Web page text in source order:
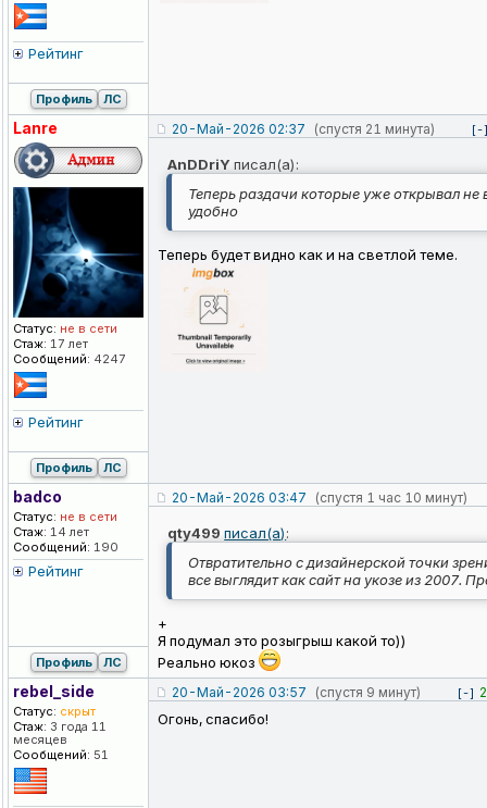
Рейтинг
Профиль ЛС
Lanre
Статус: не в сети
Стаж: 17 лет
Сообщений: 4247
Рейтинг
20-Май-2026 02:37 (спустя 21 минута) [-
AnDDriY писал(а):
Теперь раздачи которые уже открывал не
удобно
Теперь будет видно как и на светлой теме.
Профиль ЛС
badco
Статус: не в сети
Стаж: 14 лет
Сообщений: 190
Рейтинг
20-Май-2026 03:47 (спустя 1 час 10 минут)
qty499 писал(а):
Отвратительно с дизайнерской точки
все выглядит как сайт на укозе из 2007.
+
Я подумал это розыгрыш какой то))
Реально юкоз
Профиль ЛС
rebel_side
Статус: скрыт
Стаж: 3 года 11
месяцев
Сообщений: 51
20-Май-2026 03:57 (спустя 9 минут) [-] 2
Огонь, спасибо!